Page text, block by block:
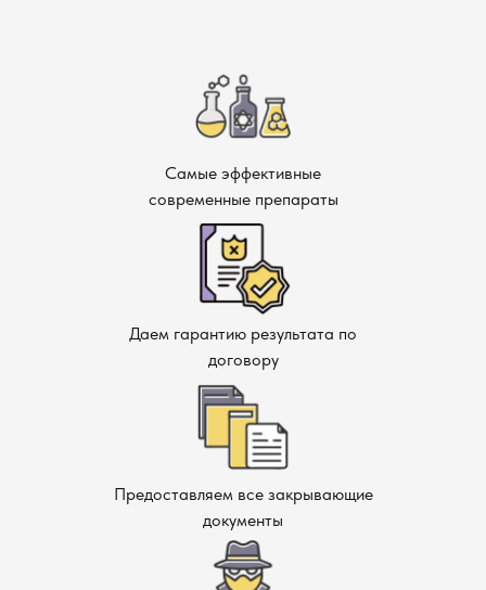
Самые эффективные
современные препараты
Даем гарантию результата по
договору
Предоставляем все закрывающие
документы